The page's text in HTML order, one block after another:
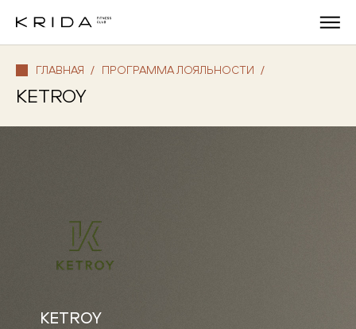
ГЛАВНАЯ / ПРОГРАММА ЛОЯЛЬНОСТИ /
KETROY
KETROY